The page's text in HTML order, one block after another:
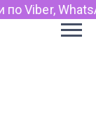
и Telegram.